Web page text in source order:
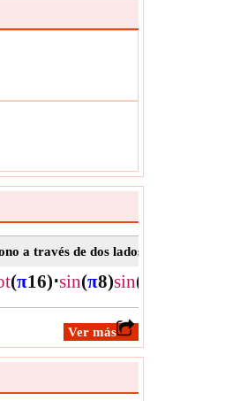
a través de dos lados dado el área
(π16)⋅sin(π8)sin(
​Ver más